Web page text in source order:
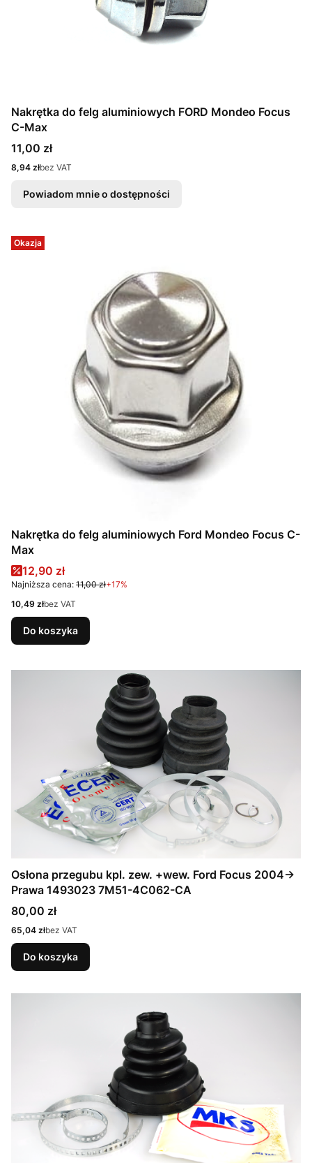
Nakrętka do felg aluminiowych FORD Mondeo Focus
C-Max
Cena
11,00 zł
Cena
8,94 złbez VAT
Powiadom mnie o dostępności
Okazja
Nakrętka do felg aluminiowych Ford Mondeo Focus C-
Max
Cena promocyjna
12,90 zł
Najniższa cena: 11,00 zł+17%
Cena
10,49 złbez VAT
Do koszyka
Osłona przegubu kpl. zew. +wew. Ford Focus 2004->
Prawa 1493023 7M51-4C062-CA
Cena
80,00 zł
Cena
65,04 złbez VAT
Do koszyka